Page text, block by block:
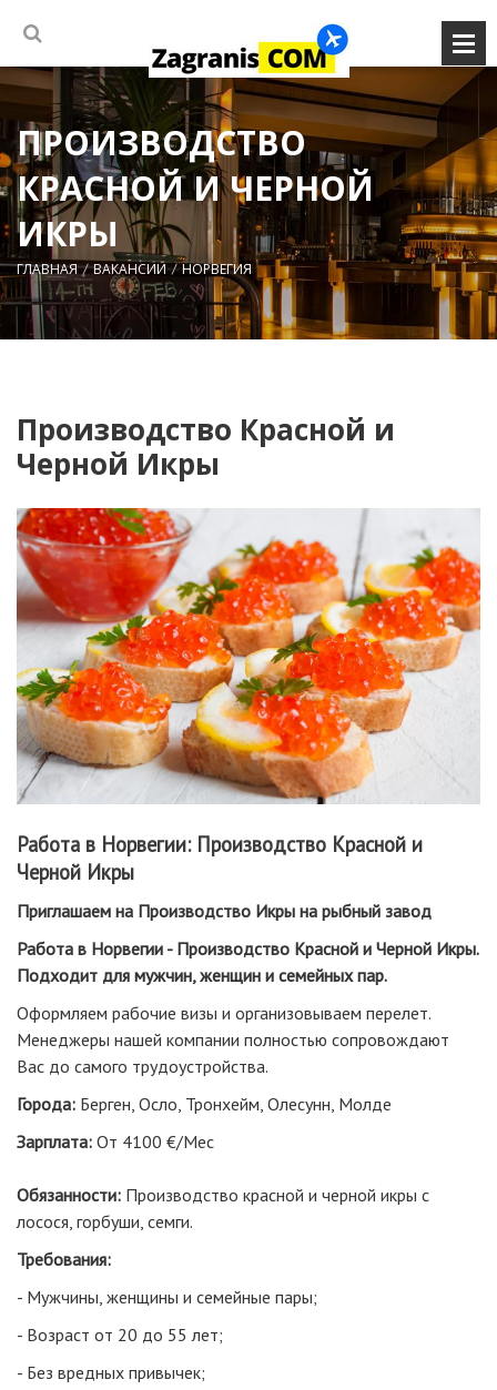
ПРОИЗВОДСТВО
КРАСНОЙ И ЧЕРНОЙ
ИКРЫ
ГЛАВНАЯ ВАКАНСИИ НОРВЕГИЯ
Производство Красной и
Черной Икры
Работа в Норвегии: Производство Красной и
Черной Икры
Приглашаем на Производство Икры на рыбный завод
Работа в Норвегии - Производство Красной и Черной Икры.
Подходит для мужчин, женщин и семейных пар.
Оформляем рабочие визы и организовываем перелет.
Менеджеры нашей компании полностью сопровождают
Вас до самого трудоустройства.
Города: Берген, Осло, Тронхейм, Олесунн, Молде
Зарплата: От 4100 €/Мес
Обязанности: Производство красной и черной икры с
лосося, горбуши, семги.
Требования:
- Мужчины, женщины и семейные пары;
- Возраст от 20 до 55 лет;
- Без вредных привычек;